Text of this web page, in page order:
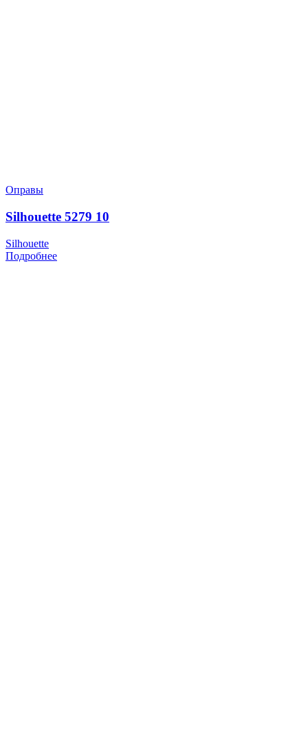
Оправы
Silhouette 5279 10
Silhouette
Подробнее